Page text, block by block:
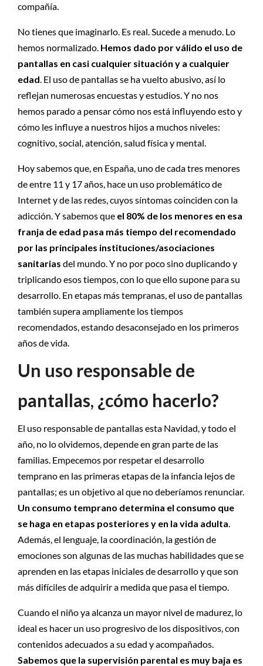
compañía.
No tienes que imaginarlo. Es real. Sucede a menudo. Lo
hemos normalizado. Hemos dado por válido el uso de
pantallas en casi cualquier situación y a cualquier
edad. El uso de pantallas se ha vuelto abusivo, así lo
reflejan numerosas encuestas y estudios. Y no nos
hemos parado a pensar cómo nos está influyendo esto y
cómo les influye a nuestros hijos a muchos niveles:
cognitivo, social, atención, salud física y mental.
Hoy sabemos que, en España, uno de cada tres menores
de entre 11 y 17 años, hace un uso problemático de
Internet y de las redes, cuyos síntomas coinciden con la
adicción. Y sabemos que el 80% de los menores en esa
franja de edad pasa más tiempo del recomendado
por las principales instituciones/asociaciones
sanitarias del mundo. Y no por poco sino duplicando y
triplicando esos tiempos, con lo que ello supone para su
desarrollo. En etapas más tempranas, el uso de pantallas
también supera ampliamente los tiempos
recomendados, estando desaconsejado en los primeros
años de vida.
Un uso responsable de
pantallas, ¿cómo hacerlo?
El uso responsable de pantallas esta Navidad, y todo el
año, no lo olvidemos, depende en gran parte de las
familias. Empecemos por respetar el desarrollo
temprano en las primeras etapas de la infancia lejos de
pantallas; es un objetivo al que no deberíamos renunciar.
Un consumo temprano determina el consumo que
se haga en etapas posteriores y en la vida adulta.
Además, el lenguaje, la coordinación, la gestión de
emociones son algunas de las muchas habilidades que se
aprenden en las etapas iniciales de desarrollo y que son
más difíciles de adquirir a medida que pasa el tiempo.
Cuando el niño ya alcanza un mayor nivel de madurez, lo
ideal es hacer un uso progresivo de los dispositivos, con
contenidos adecuados a su edad y acompañados.
Sabemos que la supervisión parental es muy baja es